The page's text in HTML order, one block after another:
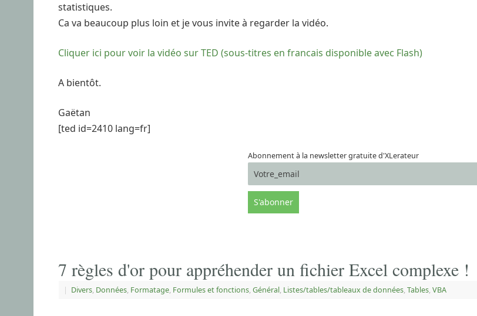
statistiques.
Ca va beaucoup plus loin et je vous invite à regarder la vidéo.
Cliquer ici pour voir la vidéo sur TED (sous-titres en francais disponible avec Flash)
A bientôt.
Gaëtan
[ted id=2410 lang=fr]
Abonnement à la newsletter gratuite d'XLerateur
7 règles d'or pour appréhender un fichier Excel complexe !
| Divers, Données, Formatage, Formules et fonctions, Général, Listes/tables/tableaux de données, Tables, VBA